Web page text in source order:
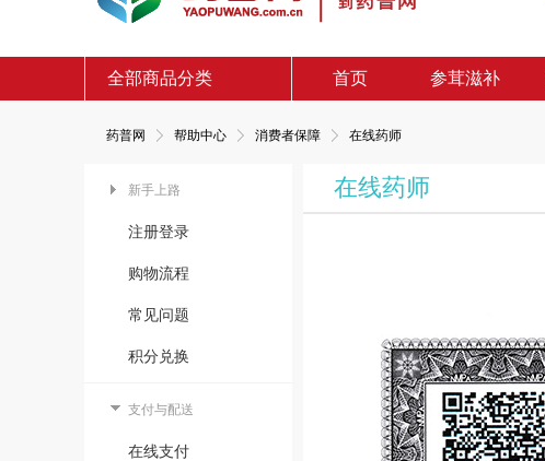
全部商品分类 首页 参茸滋补
药普网 帮助中心 消费者保障 在线药师
新手上路
注册登录
购物流程
常见问题
积分兑换
支付与配送
在线支付
在线药师